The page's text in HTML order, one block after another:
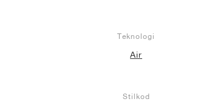
Teknologi
Air
Stilkod